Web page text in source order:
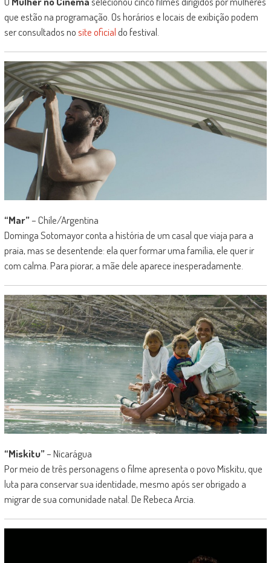
que estão na programação. Os horários e locais de exibição podem
ser consultados nosite oficialdo festival.
“Mar”– Chile/Argentina
Dominga Sotomayor conta a história de um casal que viaja para a
praia, mas se desentende: ela quer formar uma família, ele quer ir
com calma. Para piorar, a mãe dele aparece inesperadamente.
“Miskitu”– Nicarágua
Por meio de três personagens o filme apresenta o povo Miskitu, que
luta para conservar sua identidade, mesmo após ser obrigado a
migrar de sua comunidade natal. De Rebeca Arcia.